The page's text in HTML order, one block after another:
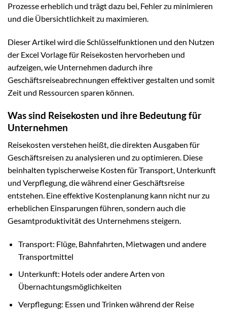
Prozesse erheblich und trägt dazu bei, Fehler zu minimieren
und die Übersichtlichkeit zu maximieren.
Dieser Artikel wird die Schlüsselfunktionen und den Nutzen
der Excel Vorlage für Reisekosten hervorheben und
aufzeigen, wie Unternehmen dadurch ihre
Geschäftsreiseabrechnungen effektiver gestalten und somit
Zeit und Ressourcen sparen können.
Was sind Reisekosten und ihre Bedeutung für
Unternehmen
Reisekosten verstehen heißt, die direkten Ausgaben für
Geschäftsreisen zu analysieren und zu optimieren. Diese
beinhalten typischerweise Kosten für Transport, Unterkunft
und Verpflegung, die während einer Geschäftsreise
entstehen. Eine effektive Kostenplanung kann nicht nur zu
erheblichen Einsparungen führen, sondern auch die
Gesamtproduktivität des Unternehmens steigern.
Transport: Flüge, Bahnfahrten, Mietwagen und andere
Transportmittel
Unterkunft: Hotels oder andere Arten von
Übernachtungsmöglichkeiten
Verpflegung: Essen und Trinken während der Reise